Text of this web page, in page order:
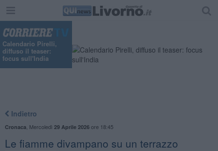
Calendario Pirelli,
diffuso il teaser:
focus sull'India
Indietro
Cronaca Mercoledì 29 Aprile 2026ore 18:45
Le fiamme divampano su un terrazzo